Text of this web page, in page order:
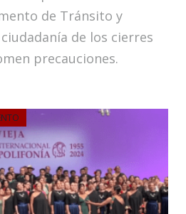
de Tránsito y
de los cierres
precauciones.